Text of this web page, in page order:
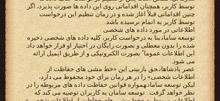
توسط کاربر، همچنان اقداماتی روی این داده ها صورت پذیرد، اگر
چنین اقداماتی قبلاً اغاز شده و در زمان تنظیم این درخواست
توسط کاربر به اتمام نرسیده باشد.
‫اطلاعاتی در مورد داده های شخصی‬
‫‪ توسعه سامان‬بنا به درخواست کاربر، کلیه داده های شخصی ذخیره
شده را بدون معطلی و بصورت رایگان در‬ ‫اختیار او قرار خواهد داد.
این اطلاعات عموما ً بصورت الکترونیکی و از طریق ایمیل ارائه
می شود.‬
‫‪ عصر پادشاهان‬حق بازبینی این «خط مشی های حفاظت از
اطلاعات شخصی» را در هر زمان برای خود محفوظ می دارد،
لیکن‬ ‫‪ توسعه سامان‬همواره قوانین حفاظت داده های مربوطه را در
نظر خواهد گرفت. ‪ توسعه سامان ‬به کاربران توصیه می‬ ‫کند که